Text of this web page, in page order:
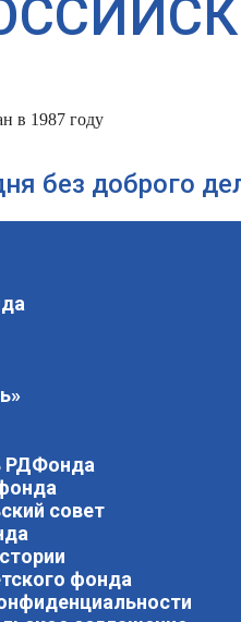
в 1987 году
без доброго
РДФонда
совет
фонда